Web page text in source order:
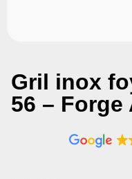
Gril inox
56 – Forge